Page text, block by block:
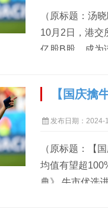
（原标题：汤
10月2日，港交
亿股B股，成为
股由杨秋梅继
发布日期：2024-
（原标题：【
均值有望超
典》 牛市优选